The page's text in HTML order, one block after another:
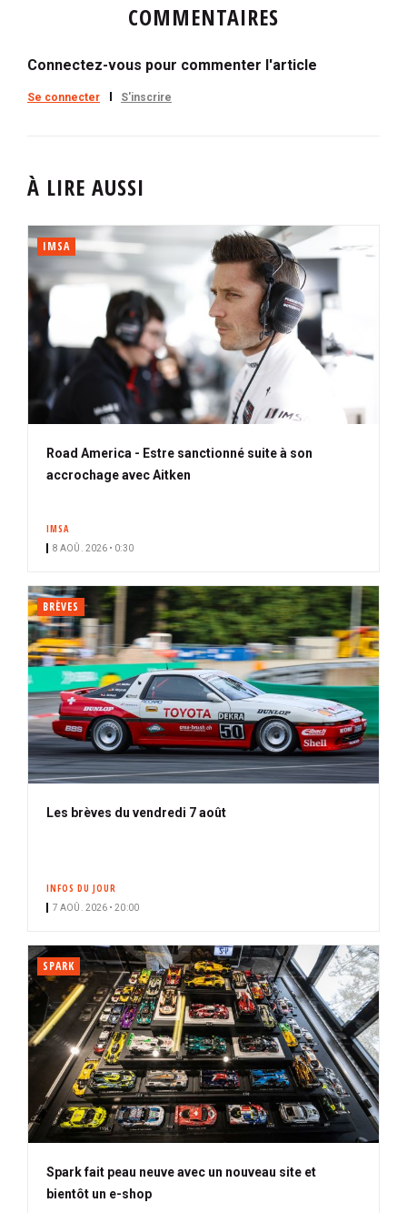
COMMENTAIRES
Connectez-vous pour commenter l'article
Se connecter S'inscrire
À LIRE AUSSI
IMSA
Road America - Estre sanctionné suite à son
accrochage avec Aitken
IMSA
8 AOÛ. 2026 • 0:30
BRÈVES
Les brèves du vendredi 7 août
INFOS DU JOUR
7 AOÛ. 2026 • 20:00
SPARK
Spark fait peau neuve avec un nouveau site et
bientôt un e-shop